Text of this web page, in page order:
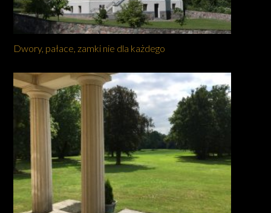
Dwory, pałace, zamki nie dla każdego